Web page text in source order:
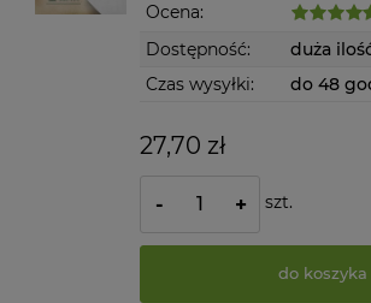
Ocena:
Dostępność:
duża
Czas wysyłki:
do 48
27,70 zł
- + szt.
do koszyka